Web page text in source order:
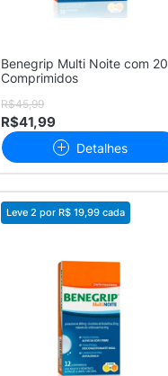
Benegrip Multi Noite com 20
Comprimidos
R$45,99
R$41,99
Detalhes
Leve 2 por R$ 19,99 cada